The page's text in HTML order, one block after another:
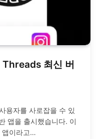
Threads 최신 버
용자를 사로잡을 수 있
앱을 출시했습니다. 이
앱이라고…